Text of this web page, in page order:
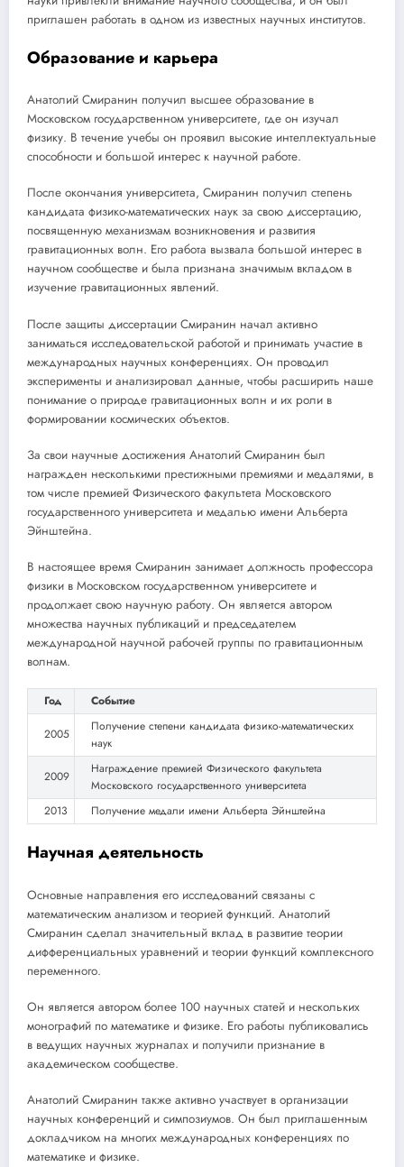
приглашен работать в одном из известных научных институтов.
Образование и карьера
Анатолий Смиранин получил высшее образование в
Московском государственном университете, где он изучал
физику. В течение учебы он проявил высокие интеллектуальные
способности и большой интерес к научной работе.
После окончания университета, Смиранин получил степень
кандидата физико-математических наук за свою диссертацию,
посвященную механизмам возникновения и развития
гравитационных волн. Его работа вызвала большой интерес в
научном сообществе и была признана значимым вкладом в
изучение гравитационных явлений.
После защиты диссертации Смиранин начал активно
заниматься исследовательской работой и принимать участие в
международных научных конференциях. Он проводил
эксперименты и анализировал данные, чтобы расширить наше
понимание о природе гравитационных волн и их роли в
формировании космических объектов.
За свои научные достижения Анатолий Смиранин был
награжден несколькими престижными премиями и медалями, в
том числе премией Физического факультета Московского
государственного университета и медалью имени Альберта
Эйнштейна.
В настоящее время Смиранин занимает должность профессора
физики в Московском государственном университете и
продолжает свою научную работу. Он является автором
множества научных публикаций и председателем
международной научной рабочей группы по гравитационным
волнам.
Год Событие
2005
Получение степени кандидата физико-математических
наук
2009
Награждение премией Физического факультета
Московского государственного университета
2013
Получение медали имени Альберта Эйнштейна
Научная деятельность
Основные направления его исследований связаны с
математическим анализом и теорией функций. Анатолий
Смиранин сделал значительный вклад в развитие теории
дифференциальных уравнений и теории функций комплексного
переменного.
Он является автором более 100 научных статей и нескольких
монографий по математике и физике. Его работы публиковались
в ведущих научных журналах и получили признание в
академическом сообществе.
Анатолий Смиранин также активно участвует в организации
научных конференций и симпозиумов. Он был приглашенным
докладчиком на многих международных конференциях по
математике и физике.